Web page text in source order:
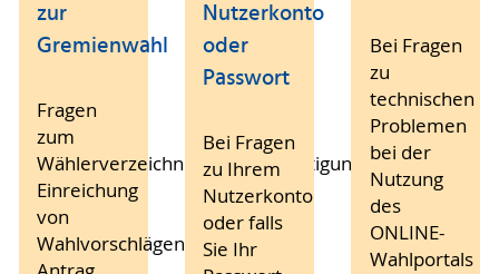
zur
Gremienwahl
Fragen
zum
Wählerverzeichnis/Wahlberechtigung,
Einreichung
von
Wahlvorschlägen,
Nutzerkonto
oder
Passwort
Bei Fragen
zu Ihrem
Nutzerkonto
oder falls
Sie Ihr
Bei Fragen
zu
technischen
Problemen
bei der
Nutzung
des
ONLINE-
Wahlportals